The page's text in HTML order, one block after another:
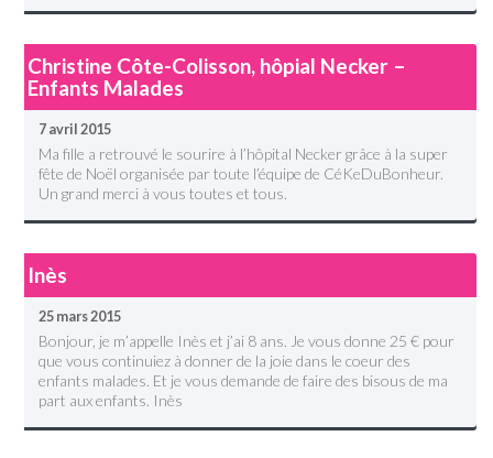
Christine Côte-Colisson, hôpial Necker –
Enfants Malades
7 avril 2015
Ma fille a retrouvé le sourire à l’hôpital Necker grâce à la super
fête de Noël organisée par toute l’équipe de CéKeDuBonheur.
Un grand merci à vous toutes et tous.
Inès
25 mars 2015
Bonjour, je m’appelle Inès et j’ai 8 ans. Je vous donne 25 € pour
que vous continuiez à donner de la joie dans le coeur des
enfants malades. Et je vous demande de faire des bisous de ma
part aux enfants. Inès